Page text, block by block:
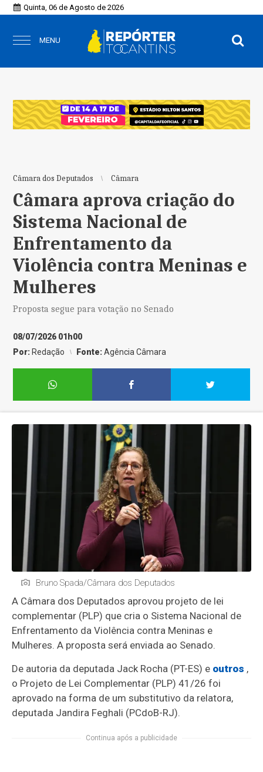
Quinta, 06 de Agosto de 2026
MENU
Câmara dos Deputados Câmara
Câmara aprova criação do
Sistema Nacional de
Enfrentamento da
Violência contra Meninas e
Mulheres
Proposta segue para votação no Senado
08/07/2026 01h00
Por: Redação Fonte:Agência Câmara
Bruno Spada/Câmara dos Deputados
A Câmara dos Deputados aprovou projeto de lei
complementar (PLP) que cria o Sistema Nacional de
Enfrentamento da Violência contra Meninas e
Mulheres. A proposta será enviada ao Senado.
De autoria da deputada Jack Rocha (PT-ES) e outros ,
o Projeto de Lei Complementar (PLP) 41/26 foi
aprovado na forma de umsubstitutivo da relatora,
deputada Jandira Feghali (PCdoB-RJ).
Continua após a publicidade